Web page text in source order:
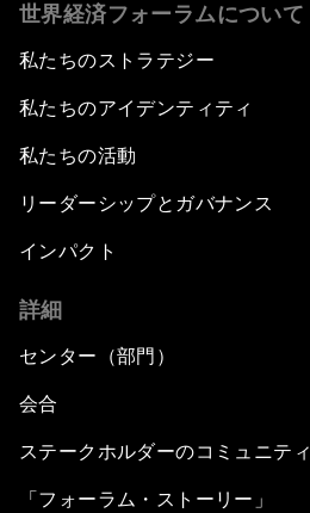
世界経済フォーラムについて
私たちのストラテジー
私たちのアイデンティティ
私たちの活動
リーダーシップとガバナンス
インパクト
詳細
センター（部門）
会合
ステークホルダーのコミュニティ
「フォーラム・ストーリー」